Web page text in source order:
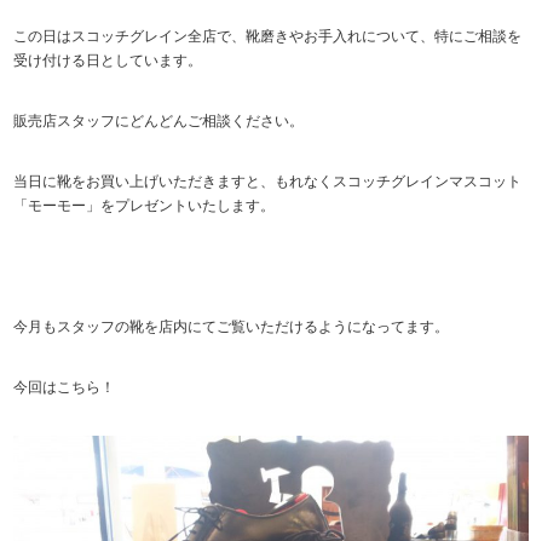
この日はスコッチグレイン全店で、靴磨きやお手入れについて、特にご相談を
受け付ける日としています。
販売店スタッフにどんどんご相談ください。
当日に靴をお買い上げいただきますと、もれなくスコッチグレインマスコット
「モーモー」をプレゼントいたします。
今月もスタッフの靴を店内にてご覧いただけるようになってます。
今回はこちら！